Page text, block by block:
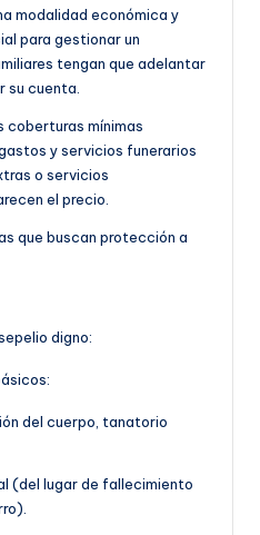
modalidad económica y
para gestionar un
tengan que adelantar
su cuenta.
coberturas mínimas
y servicios funerarios
o servicios
el precio.
que buscan protección a
digno:
del cuerpo, tanatorio
(del lugar de fallecimiento